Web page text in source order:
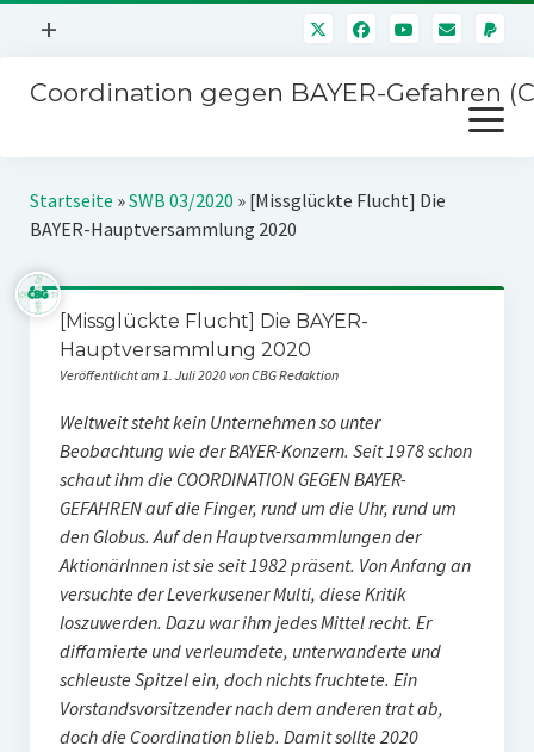
Menü
+
Mitmachen
Über uns
Kontakt
Impressum
Störfälle
Coordination gegen BAYER-Gefahren
Menü
öffnen
Kampagnen
Stichwort BAYER
Jahrestagung
Startseite »SWB 03/2020 » [Missglückte Flucht] Die
BAYER-Hauptversammlung 2020
[Missglückte Flucht] Die BAYER-
Hauptversammlung 2020
Veröffentlicht am 1. Juli 2020 von CBG Redaktion
Weltweit steht kein Unternehmen so unter
Beobachtung wie der BAYER-Konzern. Seit 1978 schon
schaut ihm die COORDINATION GEGEN BAYER-
GEFAHREN auf die Finger, rund um die Uhr, rund um
den Globus. Auf den Hauptversammlungen der
AktionärInnen ist sie seit 1982 präsent. Von Anfang an
versuchte der Leverkusener Multi, diese Kritik
loszuwerden. Dazu war ihm jedes Mittel recht. Er
diffamierte und verleumdete, unterwanderte und
schleuste Spitzel ein, doch nichts fruchtete. Ein
Vorstandsvorsitzender nach dem anderen trat ab,
doch die Coordination blieb. Damit sollte 2020